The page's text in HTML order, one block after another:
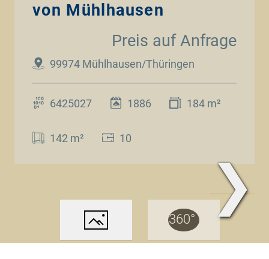
von Mühlhausen
99974 Mühlhausen/Thüringen
Preis auf Anfrage
6425027 1886 184 m²
142 m² 10
❯